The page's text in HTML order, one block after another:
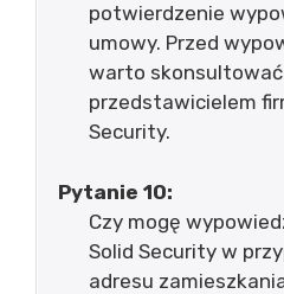
potwierdzenie
umowy. Przed
warto skonsultować
przedstawicielem
Security.
Pytanie 10:
Czy mogę
Solid Security w
adresu